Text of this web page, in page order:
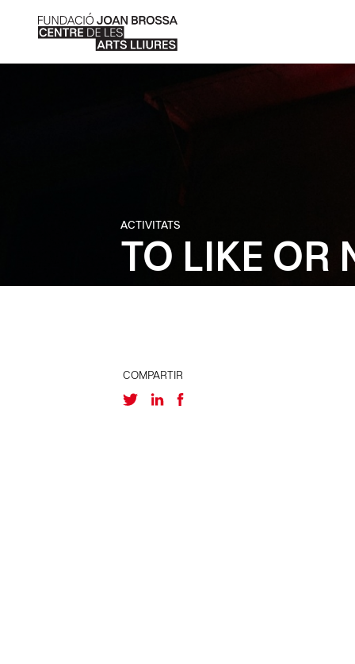
ACTIVITATS
TO LIKE OR
COMPARTIR